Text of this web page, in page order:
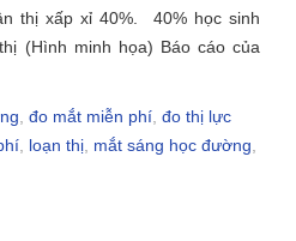
thị xấp xỉ 40%. 40% học sinh
(Hình minh họa) Báo cáo của
đo mắt miễn phí đo thị lực
loạn thị mắt sáng học đường